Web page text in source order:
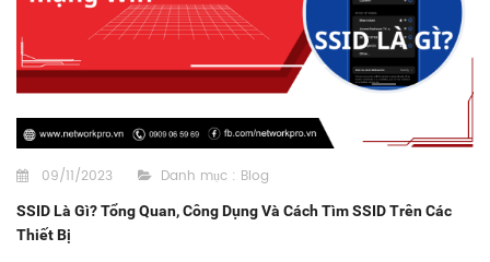
09/11/2023 Danh mục : Blog
SSID Là Gì? Tổng Quan, Công Dụng Và Cách Tìm SSID Trên Các
Thiết Bị